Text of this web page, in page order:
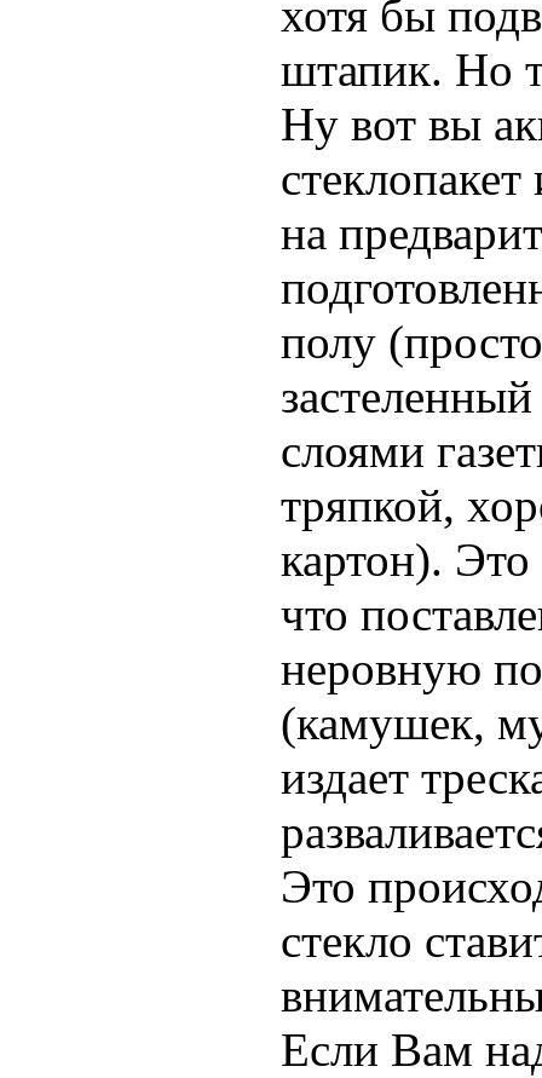
хотя бы
штапик. Но
Ну вот вы
на
полу
слоями
тряпкой,
картон).
что
неровную
(камушек,
издает
Это
стекло
Если Вам